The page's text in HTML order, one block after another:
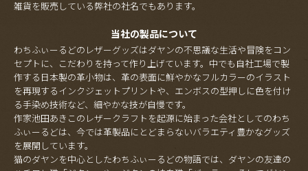
雑貨を販売している弊社の社名でもあります。
当社の製品について
わちふぃーるどのレザーグッズはダヤンの不思議な生活や冒険をコン
セプトに、こだわりを持って作り上げています。中でも自社工場で製
作する日本製の革小物は、革の表面に鮮やかなフルカラーのイラスト
を再現するインクジェットプリントや、エンボスの型押しに色を付け
る手染め技術など、細やかな技が自慢です。
作家池田あきこのレザークラフトを起源に始まった会社としてのわち
ふぃーるどは、今では革製品にとどまらないバラエティ豊かなグッズ
を展開しています。
猫のダヤンを中心としたわちふぃーるどの物語では、ダヤンの友達の